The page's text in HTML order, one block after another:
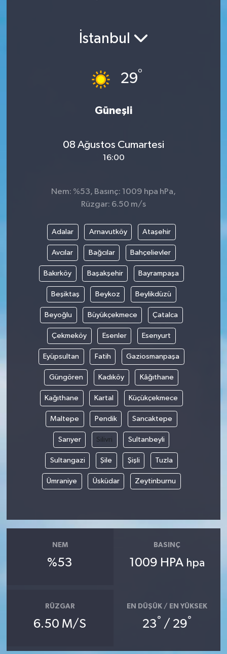
İstanbul
29°
Güneşli
08 Ağustos Cumartesi
16:00
Nem: %53, Basınç: 1009 hpa hPa,
Rüzgar: 6.50 m/s
Adalar Arnavutköy Ataşehir
Avcılar Bağcılar Bahçelievler
Bakırköy Başakşehir Bayrampaşa
Beşiktaş Beykoz Beylikdüzü
Beyoğlu Büyükçekmece Çatalca
Çekmeköy Esenler Esenyurt
Eyüpsultan Fatih Gaziosmanpaşa
Güngören Kadıköy Kâğıthane
Kağıthane Kartal Küçükçekmece
Maltepe Pendik Sancaktepe
Sarıyer Silivri Sultanbeyli
Sultangazi Şile Şişli Tuzla
Ümraniye Üsküdar Zeytinburnu
NEM
%53
BASINÇ
1009 HPA hpa
RÜZGAR
6.50 M/S
EN DÜŞÜK / EN YÜKSEK
23° / 29°